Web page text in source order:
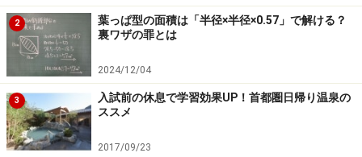
2
葉っぱ型の面積は「半径×半径×0.57」で解ける？
裏ワザの罪とは
2024/12/04
3
入試前の休息で学習効果UP！首都圏日帰り温泉の
ススメ
2017/09/23